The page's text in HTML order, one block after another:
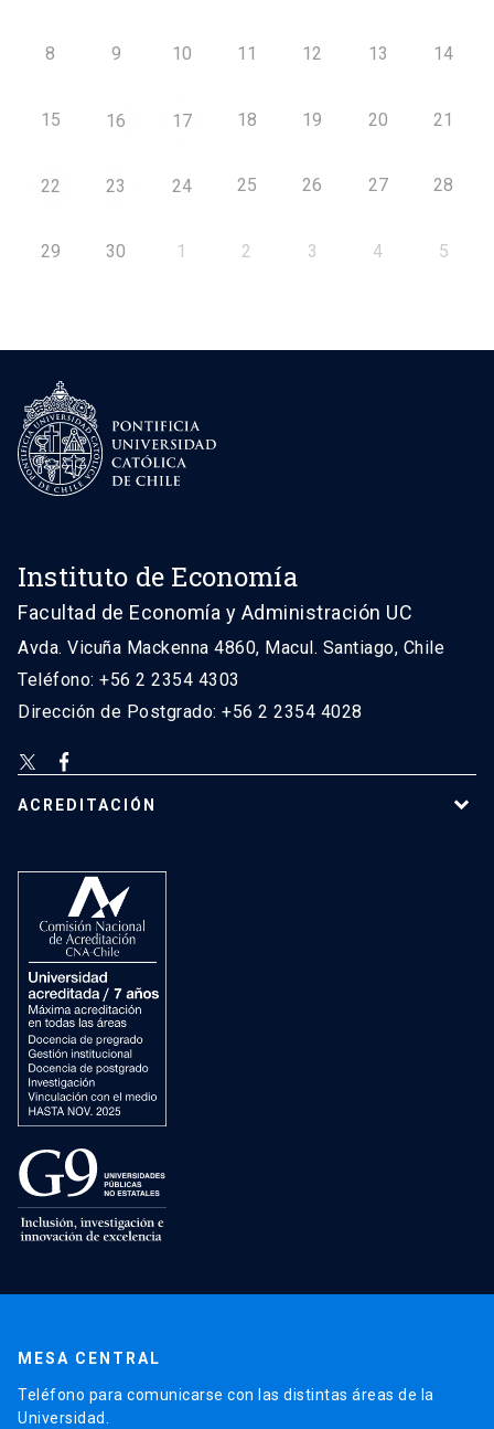
8 9 10 11 12 13 14
15 16 17 18 19 20 21
22 23 24 25 26 27 28
29 30 1 2 3 4 5
Instituto de Economía
Facultad de Economía y Administración UC
Avda. Vicuña Mackenna 4860, Macul. Santiago, Chile
Teléfono: +56 2 2354 4303
Dirección de Postgrado: +56 2 2354 4028
ACREDITACIÓN
MESA CENTRAL
Teléfono para comunicarse con las distintas áreas de la
Universidad.